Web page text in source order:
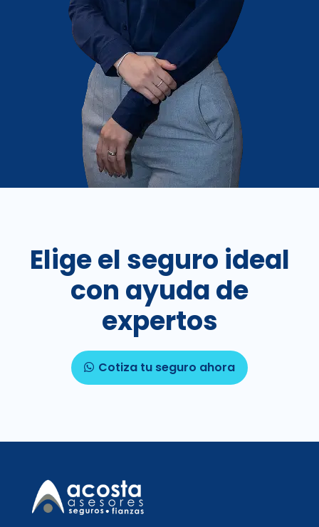
Elige el seguro ideal
con ayuda de
expertos
Cotiza tu seguro ahora